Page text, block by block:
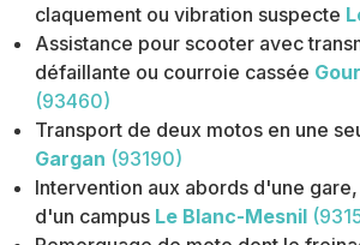
claquement ou vibration suspecte
Assistance pour scooter avec
défaillante ou courroie cassée
(93460)
Transport de deux motos en une
Gargan (93190)
Intervention aux abords d'une
d'un campus Le Blanc-Mesnil